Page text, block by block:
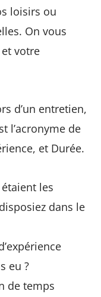
loisirs ou
On vous
votre
d’un entretien,
l’acronyme de
et Durée.
les
dans le
eu ?
de temps